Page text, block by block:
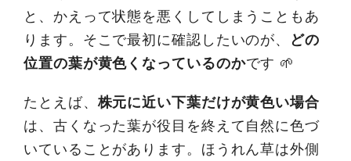
と、かえって状態を悪くしてしまうこともあ
ります。そこで最初に確認したいのが、 どの
位置の葉が黄色くなっているのかです 🌱
たとえば、株元に近い下葉だけが黄色い場合
は、古くなった葉が役目を終えて自然に色づ
いていることがあります。ほうれん草は外側